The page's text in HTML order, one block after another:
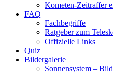
Kometen-Zeitraffer
FAQ
Fachbegriffe
Ratgeber zum
Offizielle Links
Quiz
Bildergalerie
Sonnensystem –